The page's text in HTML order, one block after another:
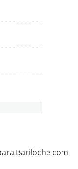
Bariloche com